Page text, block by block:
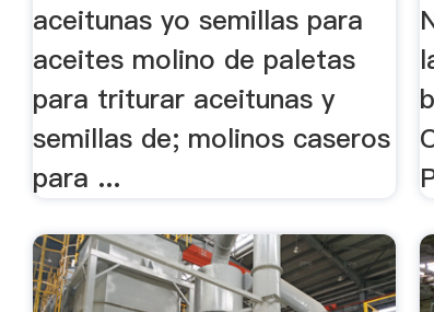
aceitunas yo semillas para
aceites molino de paletas
para triturar aceitunas y
semillas de; molinos caseros
para ...